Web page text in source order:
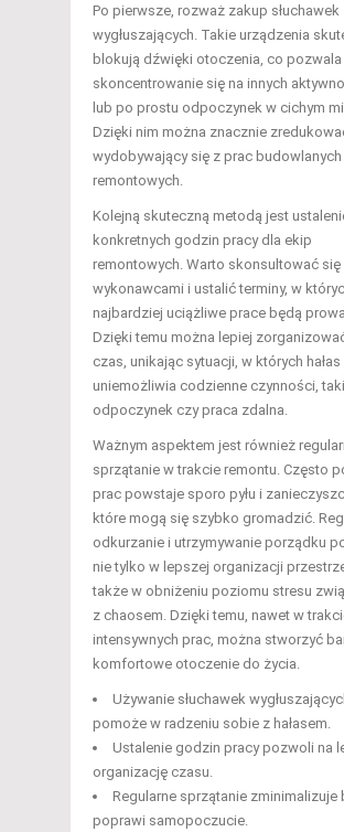
Po pierwsze, rozważ zakup słuchawek
wygłuszających. Takie urządzenia
blokują dźwięki otoczenia, co pozwala
skoncentrowanie się na innych
lub po prostu odpoczynek w cichym
Dzięki nim można znacznie
wydobywający się z prac
remontowych.
Kolejną skuteczną metodą jest
konkretnych godzin pracy dla ekip
remontowych. Warto skonsultować się
wykonawcami i ustalić terminy, w
najbardziej uciążliwe prace będą
Dzięki temu można lepiej
czas, unikając sytuacji, w których hałas
uniemożliwia codzienne czynności,
odpoczynek czy praca zdalna.
Ważnym aspektem jest również
sprzątanie w trakcie remontu. Często
prac powstaje sporo pyłu i
które mogą się szybko gromadzić.
odkurzanie i utrzymywanie porządku
nie tylko w lepszej organizacji
także w obniżeniu poziomu stresu
z chaosem. Dzięki temu, nawet w
intensywnych prac, można stworzyć
komfortowe otoczenie do życia.
Używanie słuchawek
pomoże w radzeniu sobie z hałasem.
Ustalenie godzin pracy pozwoli na
organizację czasu.
Regularne sprzątanie zminimalizuje
poprawi samopoczucie.